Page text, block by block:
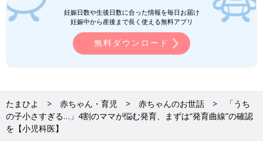
妊娠日数や生後日数に合った情報を毎日お届け
妊娠中から産後まで長く使える無料アプリ
無料ダウンロード
たまひよ 赤ちゃん・育児 赤ちゃんのお世話
「うち
の子小さすぎる…」4割のママが悩む発育、まずは“発育曲線”の確認
を【小児科医】